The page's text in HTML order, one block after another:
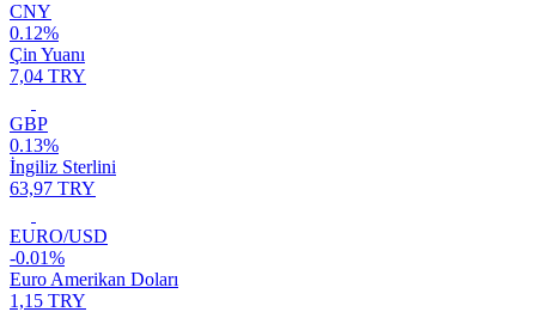
CNY
0.12%
Çin Yuanı
7,04 TRY
GBP
0.13%
İngiliz Sterlini
63,97 TRY
EURO/USD
-0.01%
Euro Amerikan Doları
1,15 TRY